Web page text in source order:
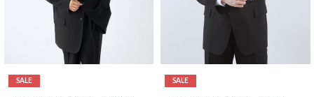
SALE SALE